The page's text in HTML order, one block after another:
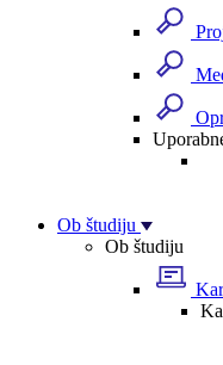
Ob študiju
Ob študiju